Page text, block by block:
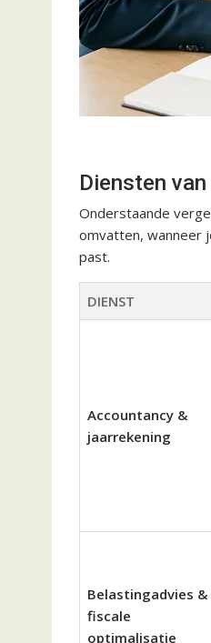
Diensten
Onderstaande
omvatten, wanneer
past.
DIENST
Accountancy &
jaarrekening
Belastingadvies &
fiscale
optimalisatie